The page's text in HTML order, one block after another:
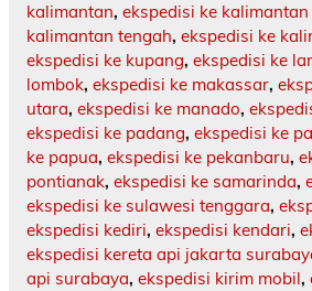
kalimantan, ekspedisi ke
kalimantan tengah, ekspedisi ke
ekspedisi ke kupang, ekspedisi ke
lombok, ekspedisi ke makassar,
utara, ekspedisi ke manado,
ekspedisi ke padang, ekspedisi ke
ke papua, ekspedisi ke pekanbaru,
pontianak, ekspedisi ke samarinda,
ekspedisi ke sulawesi tenggara,
ekspedisi kediri, ekspedisi kendari,
ekspedisi kereta api jakarta
api surabaya, ekspedisi kirim mobil,